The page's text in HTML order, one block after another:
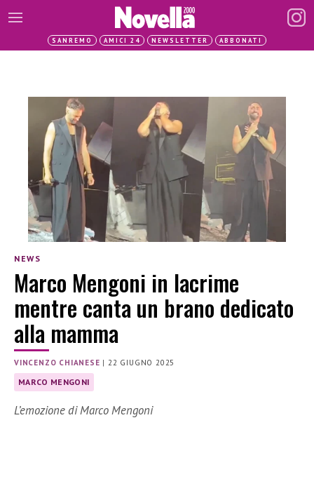
SANREMO AMICI 24 NEWSLETTER ABBONATI
NEWS
Marco Mengoni in lacrime
mentre canta un brano dedicato
alla mamma
VINCENZO CHIANESE |22 GIUGNO 2025
MARCO MENGONI
L’emozione di Marco Mengoni